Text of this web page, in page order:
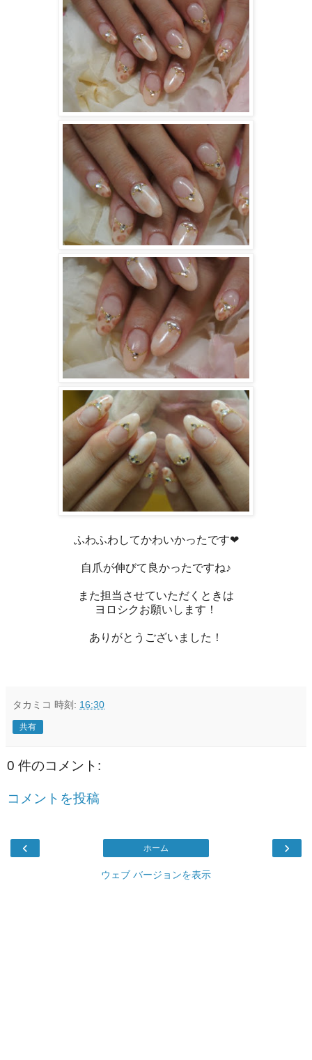
ふわふわしてかわいかったです❤
自爪が伸びて良かったですね♪
また担当させていただくときは
ヨロシクお願いします！
ありがとうございました！
タカミコ 時刻: 16:30
共有
0 件のコメント:
コメントを投稿
‹ ›
ホーム
ウェブ バージョンを表示